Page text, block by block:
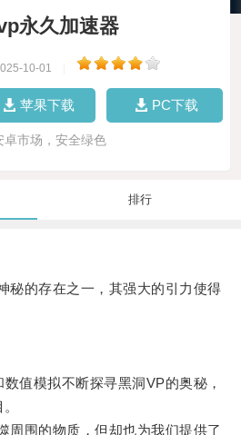
永久加速器
10-01
苹果下载 PC下载
卓市场，安全绿色
排行
的存在之一，其强大的引力使得
模拟不断探寻黑洞VP的奥秘，
围的物质，但却也为我们提供了